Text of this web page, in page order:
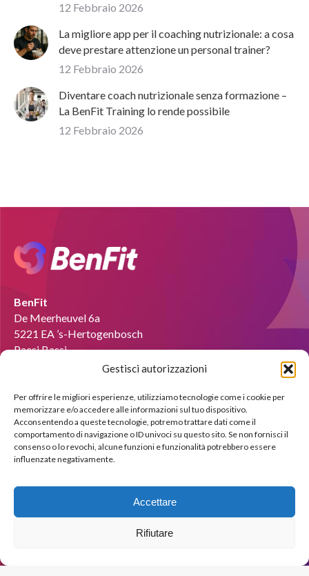
Gestisci autorizzazioni
Per offrire le migliori esperienze, utilizziamo tecnologie come i cookie per
memorizzare e/o accedere alle informazioni sul tuo dispositivo.
Acconsentendo a queste tecnologie, potremo trattare dati come il
comportamento di navigazione o ID univoci su questo sito. Se non fornisci il
consenso o lo revochi, alcune funzioni e funzionalità potrebbero essere
influenzate negativamente.
Accettare
Rifiutare
12 Febbraio 2026
La migliore app per il coaching nutrizionale: a cosa
deve prestare attenzione un personal trainer?
12 Febbraio 2026
Diventare coach nutrizionale senza formazione –
La BenFit Training lo rende possibile
12 Febbraio 2026
BenFit
De Meerheuvel 6a
5221 EA ’s-Hertogenbosch
Paesi Bassi
Diventare coach?
Saremo lieti di mostrarti le possibilità attraverso una
dimostrazione gratuita.